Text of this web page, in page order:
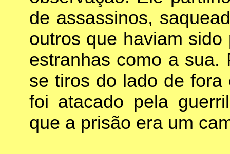
de assassinos,
outros que haviam
estranhas como a sua.
se tiros do lado de
foi atacado pela
que a prisão era um